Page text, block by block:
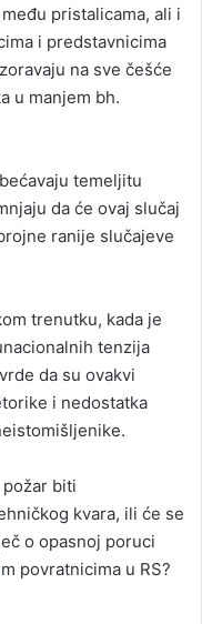
pristalicama, ali i
i predstavnicima
na sve češće
u manjem bh.
temeljitu
da će ovaj slučaj
ranije slučajeve
trenutku, kada je
tenzija
da su ovakvi
i nedostatka
požar biti
kvara, ili će se
o opasnoj poruci
povratnicima u RS?